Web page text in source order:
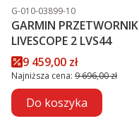
Kod produktu
G-010-03899-10
GARMIN PRZETWORNIK
LIVESCOPE 2 LVS44
Cena promocyjna
9 459,00 zł
Najniższa cena: 9 696,00 zł
Do koszyka